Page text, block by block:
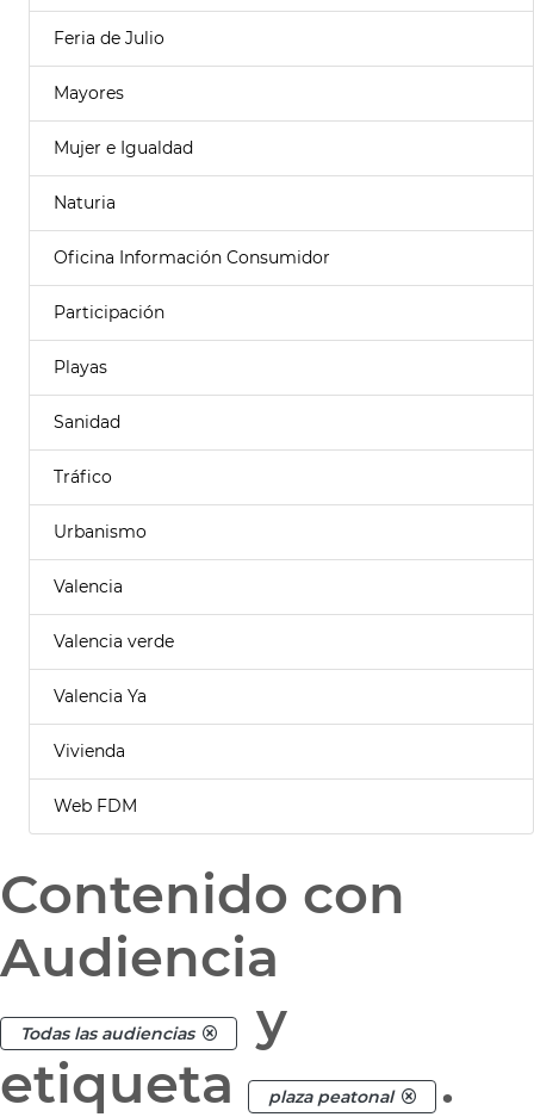
Feria de Julio
Mayores
Mujer e Igualdad
Naturia
Oficina Información Consumidor
Participación
Playas
Sanidad
Tráfico
Urbanismo
Valencia
Valencia verde
Valencia Ya
Vivienda
Web FDM
Contenido con
Audiencia
Todas las audiencias
y
etiqueta
plaza peatonal .